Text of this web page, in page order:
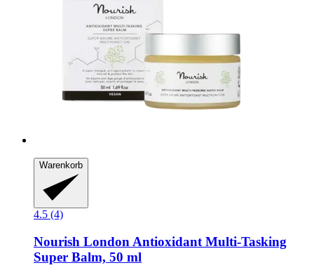
Warenkorb
4.5 (4)
Nourish London Antioxidant Multi-​Tasking
Super Balm, 50 ml